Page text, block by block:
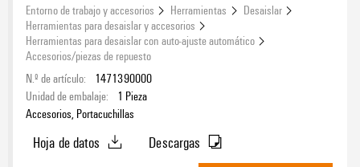
Entorno de trabajo y accesorios Herramientas
Desaislar
Herramientas para desaislar y accesorios
Herramientas para desaislar con auto-ajuste automático
Accesorios/piezas de repuesto
N.º de artículo:
1471390000
Unidad de embalaje:
1 Pieza
Accesorios, Portacuchillas
Hoja de datos
Descargas